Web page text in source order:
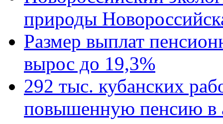
природы
Размер выплат
вырос до 19,3%
292 тыс. кубанских
повышенную пенсию в